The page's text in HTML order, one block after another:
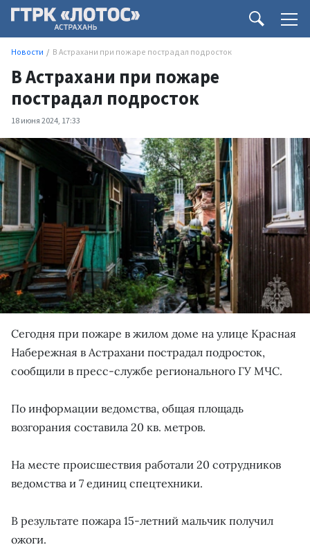
Новости В Астрахани при пожаре пострадал подросток
В Астрахани при пожаре
пострадал подросток
18 июня 2024, 17:33
Сегодня при пожаре в жилом доме на улице Красная
Набережная в Астрахани пострадал подросток,
сообщили в пресс-службе регионального ГУ МЧС.
По информации ведомства, общая площадь
возгорания составила 20 кв. метров.
На месте происшествия работали 20 сотрудников
ведомства и 7 единиц спецтехники.
В результате пожара 15-летний мальчик получил
ожоги.